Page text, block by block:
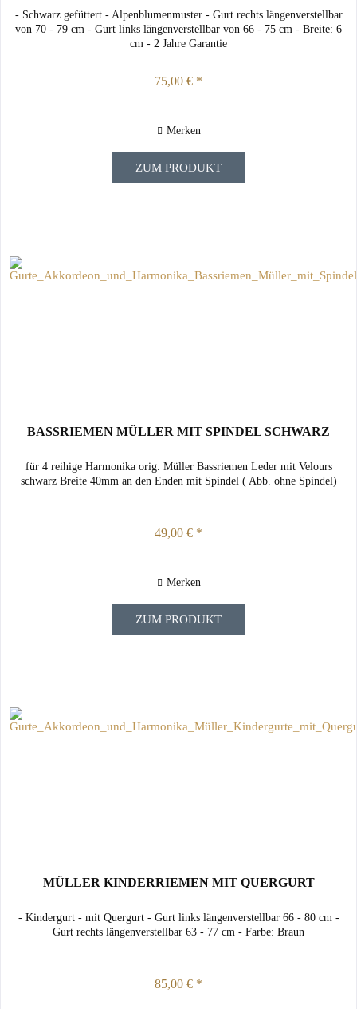
- Schwarz gefüttert - Alpenblumenmuster - Gurt rechts längenverstellbar
von 70 - 79 cm - Gurt links längenverstellbar von 66 - 75 cm - Breite: 6
cm - 2 Jahre Garantie
75,00 € *
Merken
ZUM PRODUKT
BASSRIEMEN MÜLLER MIT SPINDEL SCHWARZ
für 4 reihige Harmonika orig. Müller Bassriemen Leder mit Velours
schwarz Breite 40mm an den Enden mit Spindel ( Abb. ohne Spindel)
49,00 € *
Merken
ZUM PRODUKT
MÜLLER KINDERRIEMEN MIT QUERGURT
- Kindergurt - mit Quergurt - Gurt links längenverstellbar 66 - 80 cm -
Gurt rechts längenverstellbar 63 - 77 cm - Farbe: Braun
85,00 € *